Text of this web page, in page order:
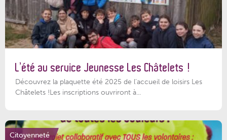
L’été au service Jeunesse Les Châtelets !
Découvrez la plaquette été 2025 de l’accueil de loisirs Les
Châtelets !Les inscriptions ouvriront à...
Citoyenneté